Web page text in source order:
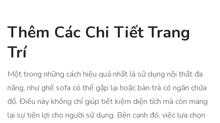
Thêm Các Chi Tiết Trang
Trí
Một trong những cách hiệu quả nhất là sử dụng nội thất đa
năng, như ghế sofa có thể gập lại hoặc bàn trà có ngăn chứa
đồ. Điều này không chỉ giúp tiết kiệm diện tích mà còn mang
lại sự tiện lợi cho người sử dụng. Bên cạnh đó, việc lựa chọn